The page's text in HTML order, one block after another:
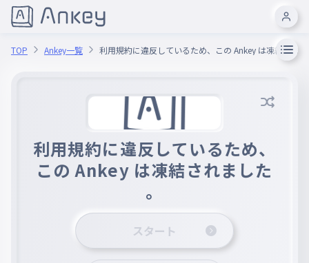
TOP Ankey一覧 利用規約に違反しているため、この Ankey は凍結され
利用規約に違反しているため、
この Ankey は凍結されました
。
スタート